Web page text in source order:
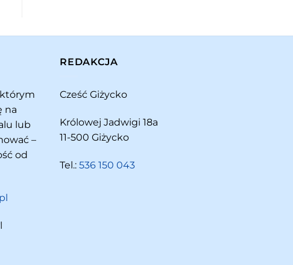
na
lub
–
od
REDAKCJA
Cześć Giżycko
Królowej Jadwigi 18a
11-500 Giżycko
Tel.: 536 150 043